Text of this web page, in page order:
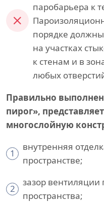
паробарьера к
порядке
на участках
к стенам и в
любых
Правильно
пирог»,
многослойную
1
внутренняя
пространстве;
2
зазор вентиляции
пространства;